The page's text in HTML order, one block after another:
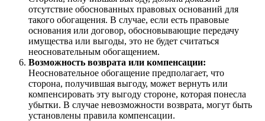
отсутствие обоснованных правовых оснований для
такого обогащения. В случае, если есть правовые
основания или договор, обосновывающие передачу
имущества или выгоды, это не будет считаться
неосновательным обогащением.
Возможность возврата или компенсации:
Неосновательное обогащение предполагает, что
сторона, получившая выгоду, может вернуть или
компенсировать эту выгоду стороне, которая понесла
убытки. В случае невозможности возврата, могут быть
установлены правила компенсации.